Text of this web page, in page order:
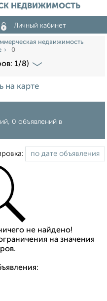
НЕДВИЖИМОСТЬ
Личный кабинет
недвижимость
0
1/8)
на карте
0 объявлений в
не найдено!
на значения